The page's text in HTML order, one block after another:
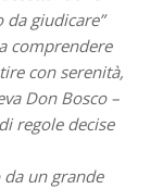
giudicare”
comprendere
con serenità,
Don Bosco –
regole decise
un grande